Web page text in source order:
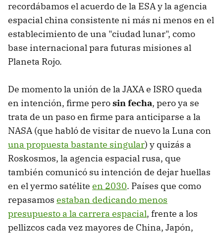
recordábamos el acuerdo de la ESA y la agencia
espacial china consistente ni más ni menos en el
establecimiento de una "ciudad lunar", como
base internacional para futuras misiones al
Planeta Rojo.
De momento la unión de la JAXA e ISRO queda
en intención, firme perosin fecha, pero ya se
trata de un paso en firme para anticiparse a la
NASA (que habló de visitar de nuevo la Luna con
una propuesta bastante singular) y quizás a
Roskosmos, la agencia espacial rusa, que
también comunicó su intención de dejar huellas
en el yermo satélite en 2030. Países que como
repasamos estaban dedicando menos
presupuesto a la carrera espacial, frente a los
pellizcos cada vez mayores de China, Japón,